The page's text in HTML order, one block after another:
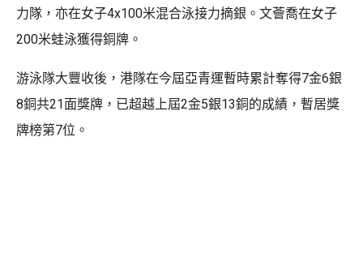
力隊，亦在女子4x100米混合泳接力摘銀。文薈喬在女子
200米蛙泳獲得銅牌。
游泳隊大豐收後，港隊在今屆亞青運暫時累計奪得7金6銀
8銅共21面獎牌，已超越上屆2金5銀13銅的成績，暫居獎
牌榜第7位。